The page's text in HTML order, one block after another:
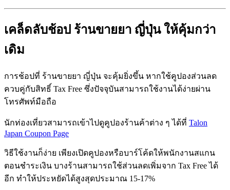
เคล็ดลับช้อป ร้านขายยา ญี่ปุ่น ให้คุ้มกว่า
เดิม
การช้อปที่ ร้านขายยา ญี่ปุ่น จะคุ้มยิ่งขึ้น หากใช้คูปองส่วนลด
ควบคู่กับสิทธิ์ Tax Free ซึ่งปัจจุบันสามารถใช้งานได้ง่ายผ่าน
โทรศัพท์มือถือ
นักท่องเที่ยวสามารถเข้าไปดูคูปองร้านค้าต่าง ๆ ได้ที่ Talon
Japan Coupon Page
วิธีใช้งานก็ง่าย เพียงเปิดคูปองหรือบาร์โค้ดให้พนักงานสแกน
ตอนชำระเงิน บางร้านสามารถใช้ส่วนลดเพิ่มจาก Tax Free ได้
อีก ทำให้ประหยัดได้สูงสุดประมาณ 15-17%